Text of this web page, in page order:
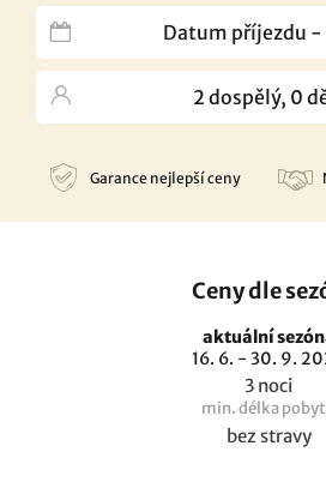
Garance nejlepší ceny
Ceny dle
aktuální
16. 6. - 30. 9.
3 noci
min. délka
bez stravy